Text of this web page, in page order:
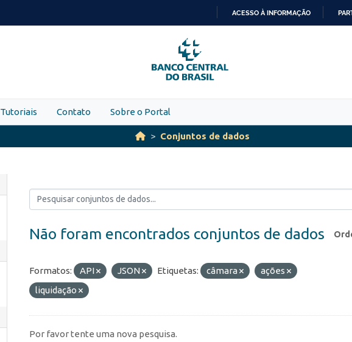
PARA
O
CONTEÚDO
ACESSO À INFORMAÇÃO
Tutoriais Contato Sobre o Portal
Conjuntos de dados
Não foram encontrados conjuntos de dados
Formatos: API JSON Etiquetas: câmara
ações
liquidação
Por favor tente uma nova pesquisa.